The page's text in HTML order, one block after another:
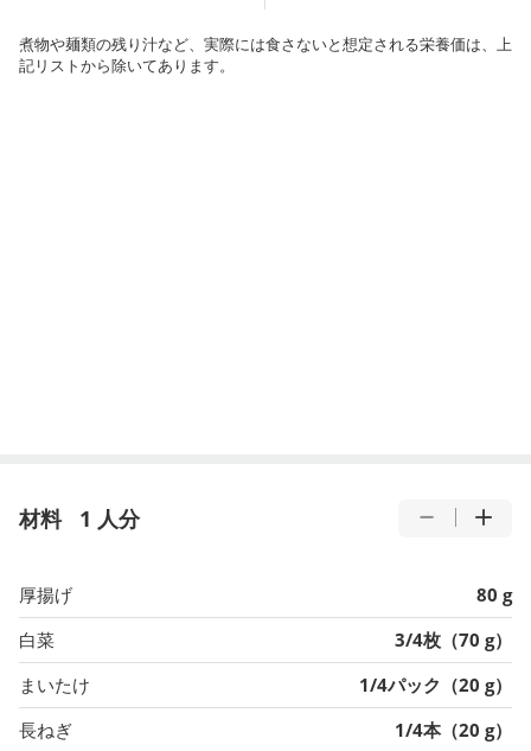
煮物や麺類の残り汁など、実際には食さないと想定される栄養価は、上
記リストから除いてあります。
材料 1 人分
厚揚げ
80 g
白菜
3/4枚（70 g）
まいたけ
1/4パック（20 g）
長ねぎ
1/4本（20 g）